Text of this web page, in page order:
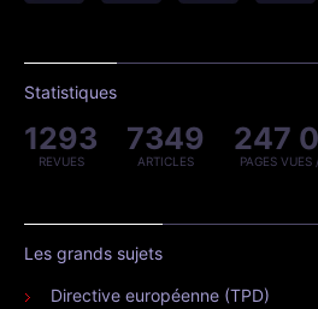
Statistiques
1293
REVUES
7349
ARTICLES
247
PAGES
Les grands sujets
Directive européenne (TPD)